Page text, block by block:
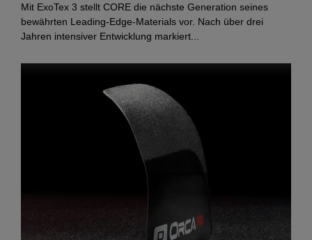
Mit ExoTex 3 stellt CORE die nächste Generation seines
bewährten Leading‑Edge‑Materials vor. Nach über drei
Jahren intensiver Entwicklung markiert...